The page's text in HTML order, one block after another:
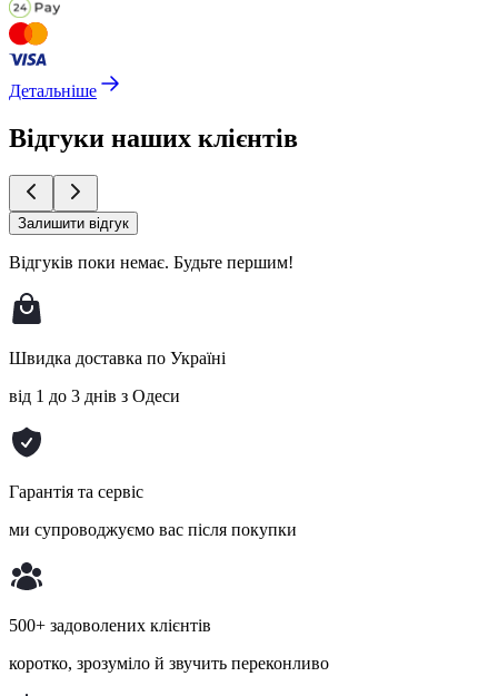
Детальніше
Відгуки наших клієнтів
Залишити відгук
Відгуків поки немає. Будьте першим!
Швидка доставка по Україні
від 1 до 3 днів з Одеси
Гарантія та сервіс
ми супроводжуємо вас після покупки
500+ задоволених клієнтів
коротко, зрозуміло й звучить переконливо